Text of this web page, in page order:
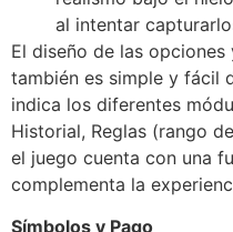
al intentar
El diseño de las
también es simple y fácil
indica los diferentes
Historial, Reglas (rango
el juego cuenta con una
complementa la
Símbolos y Pago